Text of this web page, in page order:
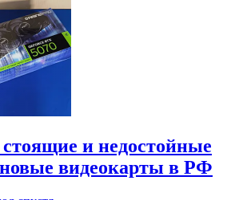
и недостойные
видеокарты в РФ